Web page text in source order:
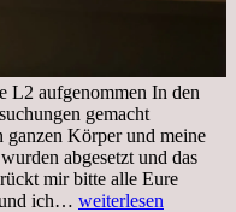
L2 aufgenommen In den
gemacht
Körper und meine
abgesetzt und das
mir bitte alle Eure
und ich… Mittwoch.
weiterlesen